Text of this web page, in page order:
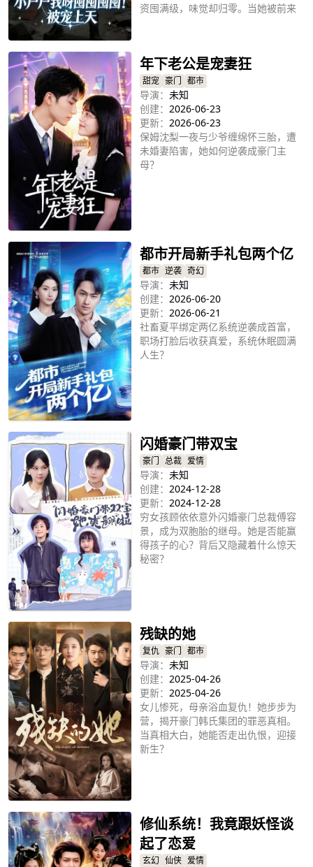
资囤满级，味觉却归零。当她被前来
姆。当别人在末世挣扎求生，许多多
却被这个大佬一不小心，宠成了末世
最强团宠!
年下老公是宠妻狂
甜宠 豪门 都市
导演： 未知
创建： 2026-06-23
更新： 2026-06-23
保姆沈梨一夜与少爷缠绵怀三胎，遭
未婚妻陷害，她如何逆袭成豪门主
母？
都市开局新手礼包两个亿
都市 逆袭 奇幻
导演： 未知
创建： 2026-06-20
更新： 2026-06-21
社畜夏平绑定两亿系统逆袭成首富，
职场打脸后收获真爱，系统休眠圆满
人生？
闪婚豪门带双宝
豪门 总裁 爱情
导演： 未知
创建： 2024-12-28
更新： 2024-12-28
穷女孩顾依依意外闪婚豪门总裁傅容
景，成为双胞胎的继母。她是否能赢
得孩子的心？背后又隐藏着什么惊天
秘密？
残缺的她
复仇 豪门 都市
导演： 未知
创建： 2025-04-26
更新： 2025-04-26
女儿惨死，母亲浴血复仇！她步步为
营，揭开豪门韩氏集团的罪恶真相。
当真相大白，她能否走出仇恨，迎接
新生？
修仙系统！我竟跟妖怪谈
起了恋爱
玄幻 仙侠 爱情